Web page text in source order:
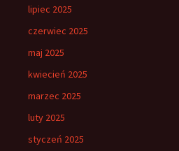
lipiec 2025
czerwiec 2025
maj 2025
kwiecień 2025
marzec 2025
luty 2025
styczeń 2025